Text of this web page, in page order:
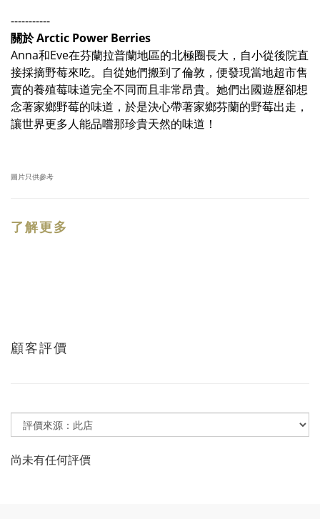
-----------
關於Arctic Power Berries
Anna和Eve在芬蘭拉普蘭地區的北極圈長大，自小從後院直
接採摘野莓來吃。自從她們搬到了倫敦，便發現當地超市售
賣的養殖莓味道完全不同而且非常昂貴。她們出國遊歷卻想
念著家鄉野莓的味道，於是決心帶著家鄉芬蘭的野莓出走，
讓世界更多人能品嚐那珍貴天然的味道！
圖片只供參考
了解更多
顧客評價
尚未有任何評價